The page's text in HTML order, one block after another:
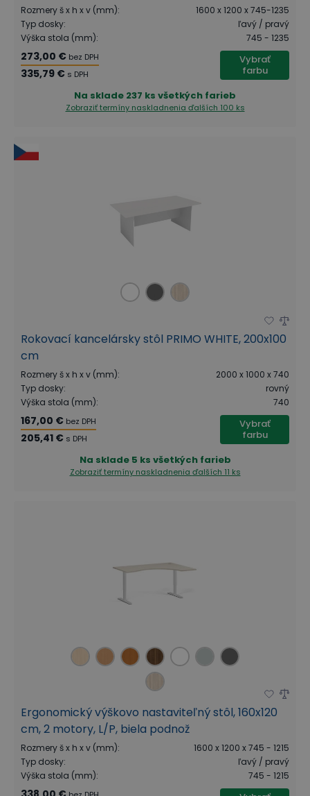
Rozmery š x h x v (mm):
1600 x 1200 x 745-1235
Typ dosky:
ľavý / pravý
Výška stola (mm): 745 - 1235
273,00 € bez DPH
335,79 € s DPH
Vybrať
farbu
Na sklade 237 ks všetkých farieb
Zobraziť termíny naskladnenia ďalších 100 ks
Rokovací kancelársky stôl PRIMO WHITE, 200x100
cm
Rozmery š x h x v (mm):
2000 x 1000 x 740
Typ dosky:
rovný
Výška stola (mm): 740
167,00 € bez DPH
205,41 € s DPH
Vybrať
farbu
Na sklade 5 ks všetkých farieb
Zobraziť termíny naskladnenia ďalších 11 ks
Ergonomický výškovo nastaviteľný stôl, 160x120
cm, 2 motory, L/P, biela podnož
Rozmery š x h x v (mm):
1600 x 1200 x 745 - 1215
Typ dosky:
ľavý / pravý
Výška stola (mm): 745 - 1215